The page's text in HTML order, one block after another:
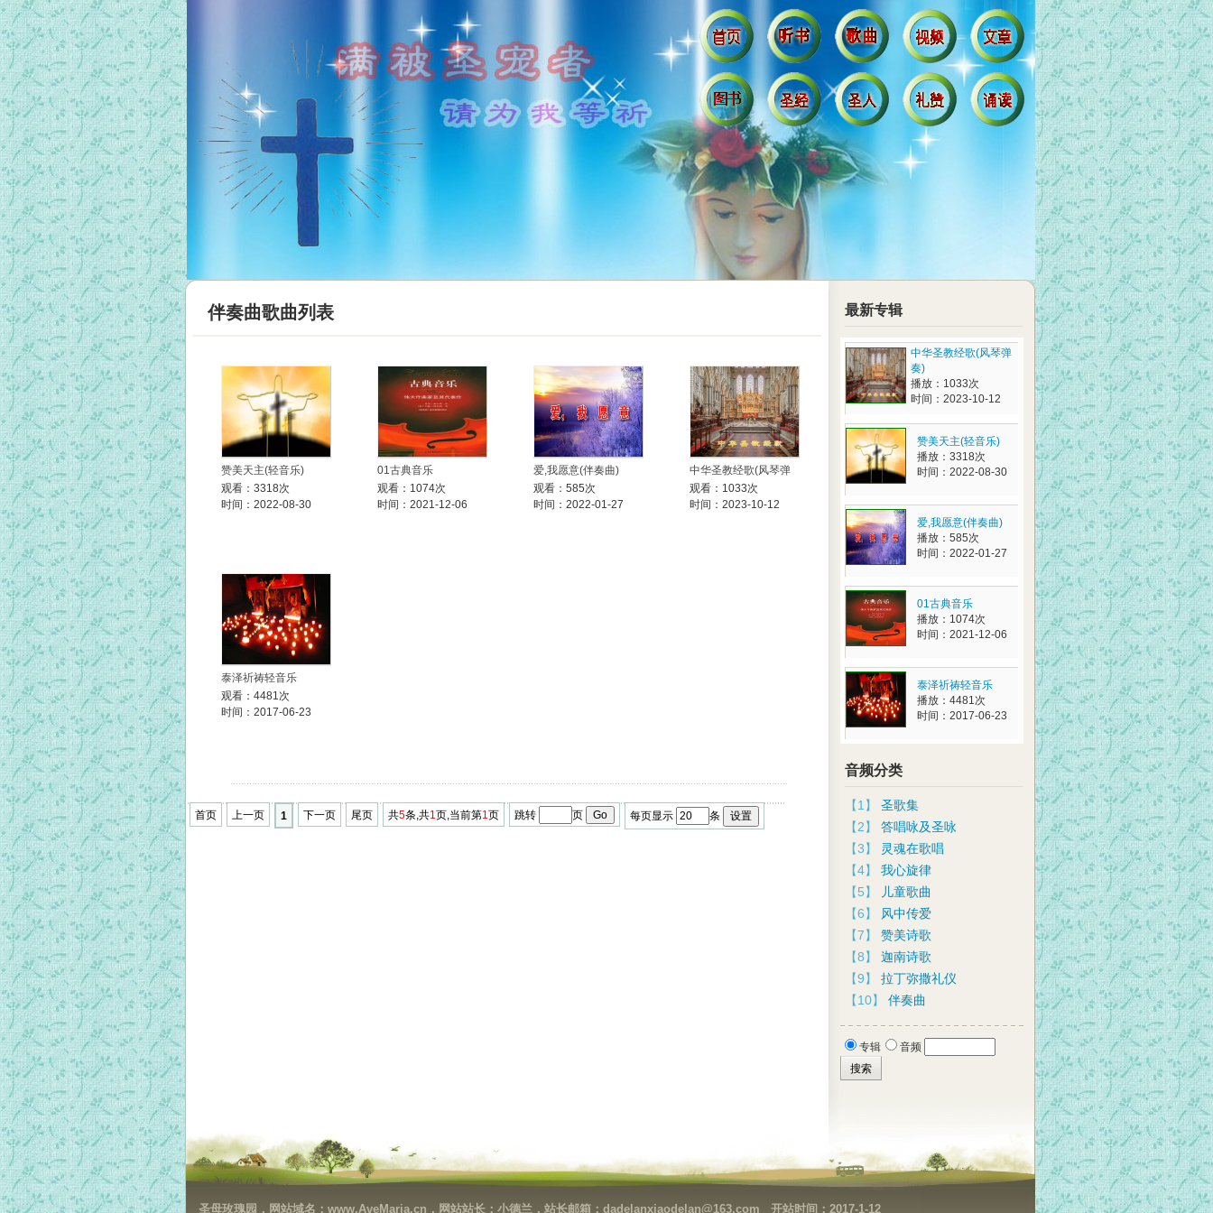
伴奏曲歌曲列表
赞美天主(轻音乐)
观看：3318次
时间：2022-08-30
01古典音乐
观看：1074次
时间：2021-12-06
爱,我愿意(伴奏曲)
观看：585次
时间：2022-01-27
中华圣教经歌(风琴弹
观看：1033次
时间：2023-10-12
泰泽祈祷轻音乐
观看：4481次
时间：2017-06-23
首页 上一页 1 下一页 尾页 共5条,共1页,当前第1页 跳转 页 每页显示 条
最新专辑
中华圣教经歌(风琴弹
奏)
播放：1033次
时间：2023-10-12
赞美天主(轻音乐)
播放：3318次
时间：2022-08-30
爱,我愿意(伴奏曲)
播放：585次
时间：2022-01-27
01古典音乐
播放：1074次
时间：2021-12-06
泰泽祈祷轻音乐
播放：4481次
时间：2017-06-23
音频分类
【1】 圣歌集
【2】 答唱咏及圣咏
【3】
灵魂在歌唱
【4】 我心旋律
【5】
儿童歌曲
【6】
风中传爱
【7】 赞美诗歌
【8】 迦南诗歌
【9】 拉丁弥撒礼仪
【10】 伴奏曲
专辑 音频
圣母玫瑰园，网站域名：www.AveMaria.cn，网站站长：小德兰，站长邮箱：dadelanxiaodelan@163.com 开站时间：2017-1-12